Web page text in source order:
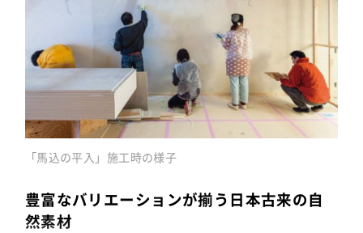
「馬込の平入」施工時の様子
豊富なバリエーションが揃う日本古来の自
然素材